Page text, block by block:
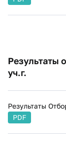
Результаты
уч.г.
Результаты
PDF